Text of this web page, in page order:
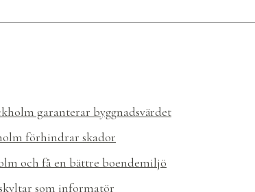
garanterar byggnadsvärdet
förhindrar skador
och få en bättre boendemiljö
som informatör